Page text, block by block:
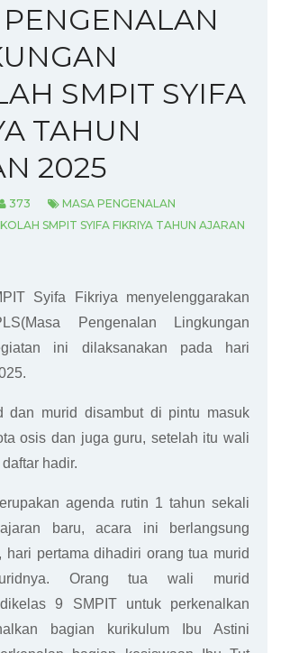
SMPIT SYIFA
TAHUN
2025
373
MASA PENGENALAN
SMPIT SYIFA FIKRIYA TAHUN AJARAN
Syifa Fikriya menyelenggarakan
Pengenalan Lingkungan
ini dilaksanakan pada hari
dan murid disambut di pintu masuk
osis dan juga guru, setelah itu wali
hadir.
agenda rutin 1 tahun sekali
baru, acara ini berlangsung
hari pertama dihadiri orang tua murid
Orang tua wali murid
9 SMPIT untuk perkenalkan
bagian kurikulum Ibu Astini